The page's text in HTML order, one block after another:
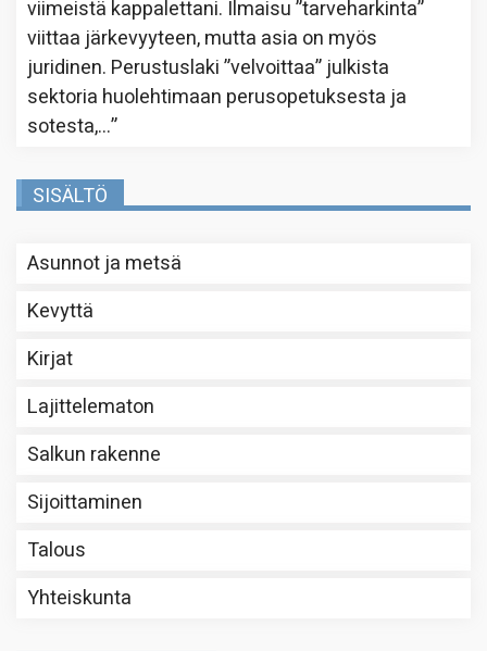
viimeistä kappalettani. Ilmaisu ”tarveharkinta”
viittaa järkevyyteen, mutta asia on myös
juridinen. Perustuslaki ”velvoittaa” julkista
sektoria huolehtimaan perusopetuksesta ja
sotesta,…”
SISÄLTÖ
Asunnot ja metsä
Kevyttä
Kirjat
Lajittelematon
Salkun rakenne
Sijoittaminen
Talous
Yhteiskunta